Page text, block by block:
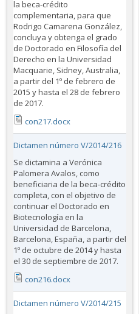
la beca-crédito
complementaria, para que
Rodrigo Camarena González,
concluya y obtenga el grado
de Doctorado en Filosofía del
Derecho en la Universidad
Macquarie, Sidney, Australia,
a partir del 1º de febrero de
2015 y hasta el 28 de febrero
de 2017.
con217.docx
Dictamen número V/2014/216
Se dictamina a Verónica
Palomera Avalos, como
beneficiaria de la beca-crédito
completa, con el objetivo de
continuar el Doctorado en
Biotecnología en la
Universidad de Barcelona,
Barcelona, España, a partir del
1º de octubre de 2014 y hasta
el 30 de septiembre de 2017.
con216.docx
Dictamen número V/2014/215